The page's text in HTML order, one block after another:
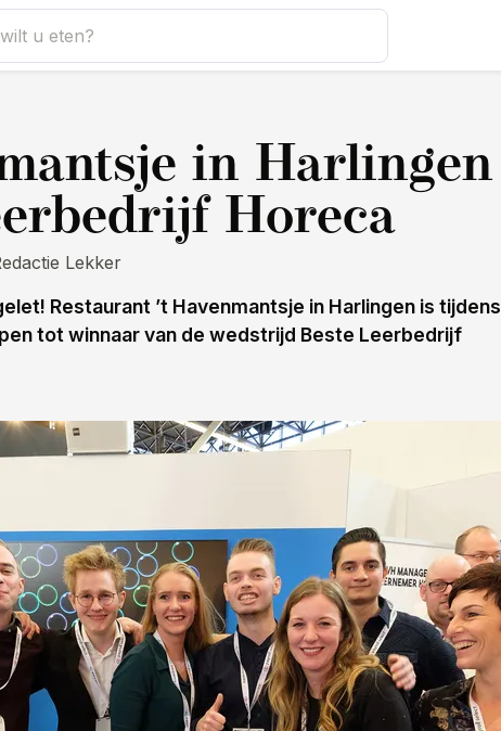
in Harlingen
Horeca
Lekker
Restaurant ’t Havenmantsje in Harlingen is tijdens
tot winnaar van de wedstrijd Beste Leerbedrijf